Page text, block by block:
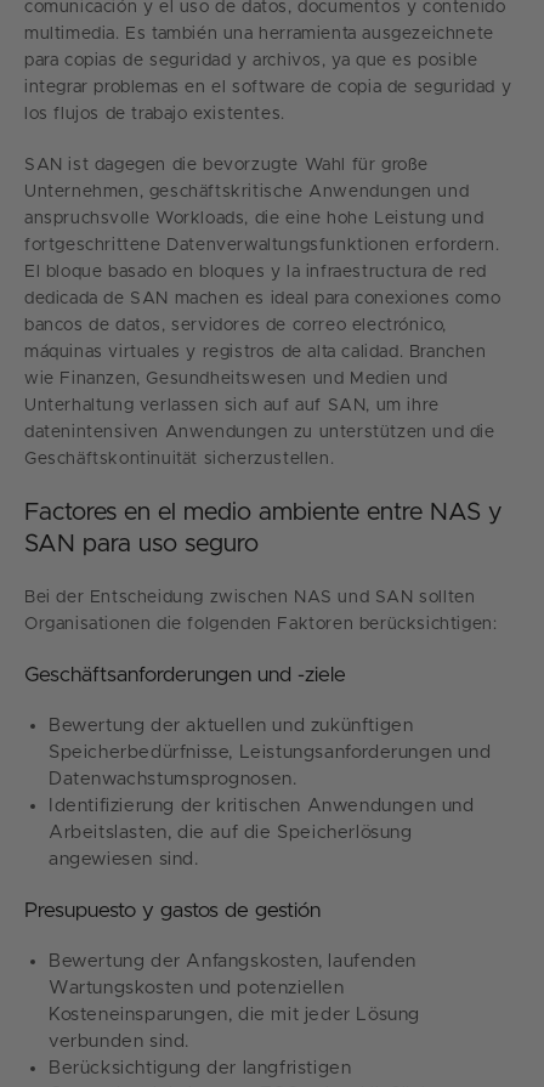
comunicación y el uso de datos, documentos y contenido
multimedia. Es también una herramienta ausgezeichnete
para copias de seguridad y archivos, ya que es posible
integrar problemas en el software de copia de seguridad y
los flujos de trabajo existentes.
SAN ist dagegen die bevorzugte Wahl für große
Unternehmen, geschäftskritische Anwendungen und
anspruchsvolle Workloads, die eine hohe Leistung und
fortgeschrittene Datenverwaltungsfunktionen erfordern.
El bloque basado en bloques y la infraestructura de red
dedicada de SAN machen es ideal para conexiones como
bancos de datos, servidores de correo electrónico,
máquinas virtuales y registros de alta calidad. Branchen
wie Finanzen, Gesundheitswesen und Medien und
Unterhaltung verlassen sich auf auf SAN, um ihre
datenintensiven Anwendungen zu unterstützen und die
Geschäftskontinuität sicherzustellen.
Factores en el medio ambiente entre NAS y
SAN para uso seguro
Bei der Entscheidung zwischen NAS und SAN sollten
Organisationen die folgenden Faktoren berücksichtigen:
Geschäftsanforderungen und -ziele
Bewertung der aktuellen und zukünftigen
Speicherbedürfnisse, Leistungsanforderungen und
Datenwachstumsprognosen.
Identifizierung der kritischen Anwendungen und
Arbeitslasten, die auf die Speicherlösung
angewiesen sind.
Presupuesto y gastos de gestión
Bewertung der Anfangskosten, laufenden
Wartungskosten und potenziellen
Kosteneinsparungen, die mit jeder Lösung
verbunden sind.
Berücksichtigung der langfristigen